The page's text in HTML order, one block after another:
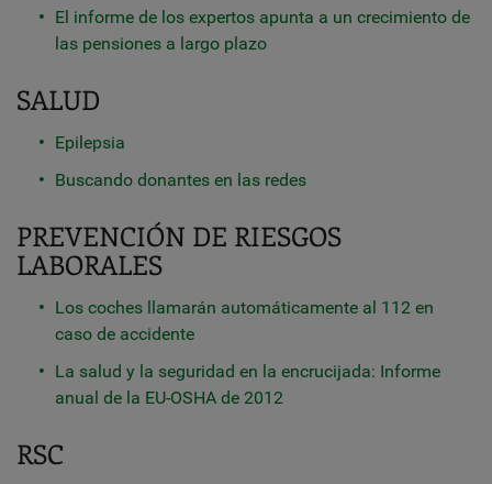
El informe de los expertos apunta a un crecimiento de
las pensiones a largo plazo
SALUD
Epilepsia
Buscando donantes en las redes
PREVENCIÓN DE RIESGOS
LABORALES
Los coches llamarán automáticamente al 112 en
caso de accidente
La salud y la seguridad en la encrucijada: Informe
anual de la EU-OSHA de 2012
RSC